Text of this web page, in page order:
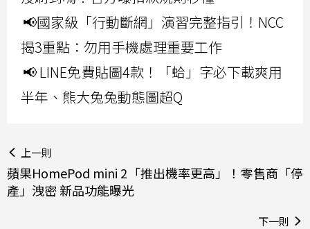
📢國家級「行動斷網」演習完整指引！NCC
揭3重點：勿用手機處理重要工作
📢 LINE免費貼圖4款！「蛤」字必下載爽用
半年、熊大兔兔動態圖超Q
上一則
蘋果HomePod mini 2「推出機率更高」！零售商「停
產」洩密 新品功能曝光
下一則